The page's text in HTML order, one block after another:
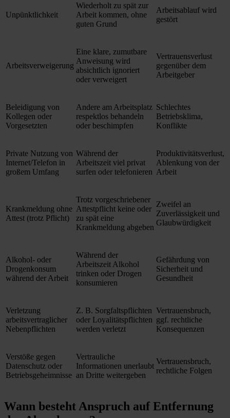
Unpünktlichkeit
Wiederholt zu spät zur
Arbeit kommen, ohne
guten Grund
Arbeitsablauf wird
gestört
Arbeitsverweigerung
Eine klare, zumutbare
Anweisung wird
absichtlich ignoriert
oder verweigert
Vertrauensverlust
gegenüber dem
Arbeitgeber
Beleidigung von
Kollegen oder
Vorgesetzten
Andere am Arbeitsplatz
respektlos behandeln
oder beschimpfen
Schlechtes
Betriebsklima,
Konflikte
Private Nutzung von
Internet/Telefon in
großem Umfang
Während der
Arbeitszeit viel privat
surfen oder telefonieren
Produktivitätsverlust,
Ablenkung von der
Arbeit
Krankmeldung ohne
Attest (trotz Pflicht)
Trotz vorgeschriebener
Attestpflicht keine oder
zu spät eine
Krankmeldung abgeben
Zweifel an
Zuverlässigkeit und
Glaubwürdigkeit
Alkohol- oder
Drogenkonsum
während der Arbeit
Während der
Arbeitszeit Alkohol
trinken oder Drogen
konsumieren
Gefährdung von
Sicherheit und
Gesundheit
Verletzung
arbeitsvertraglicher
Nebenpflichten
Z. B. Sorgfaltspflichten
oder Loyalitätspflichten
werden verletzt
Vertrauensbruch,
ggf. rechtliche
Konsequenzen
Verstöße gegen
Datenschutz oder
Betriebsgeheimnisse
Vertrauliche
Informationen unerlaubt
an Dritte weitergeben
Vertrauensbruch,
rechtliche Folgen
Wann besteht Anspruch auf Entfernung